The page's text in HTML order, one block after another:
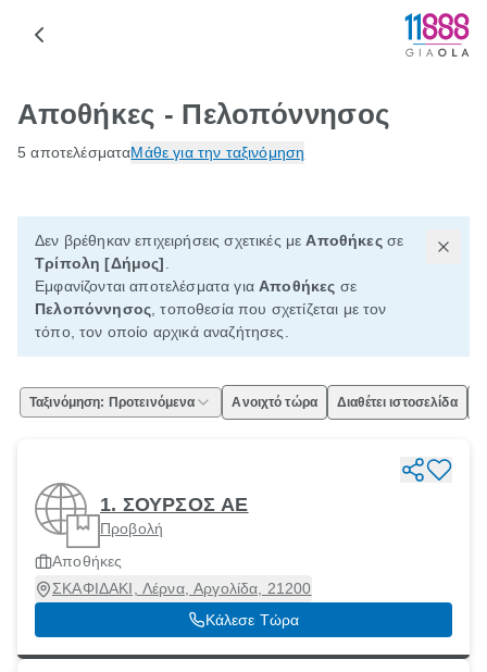
Αποθήκες - Πελοπόννησος
5 αποτελέσματαΜάθε για την ταξινόμηση
Δεν βρέθηκαν επιχειρήσεις σχετικές με Αποθήκεςσε
Τρίπολη [Δήμος]
Εμφανίζονται αποτελέσματα για Αποθήκες σε
Πελοπόννησος , τοποθεσία που σχετίζεται με τον
τόπο, τον οποίο αρχικά αναζήτησες.
Ταξινόμηση: Προτεινόμενα Ανοιχτό τώρα Διαθέτει ιστοσελίδα
1. ΣΟΥΡΣΟΣ ΑΕ
Προβολή
Αποθήκες
ΣΚΑΦΙΔΑΚΙ, Λέρνα, Αργολίδα, 21200
Κάλεσε Τώρα